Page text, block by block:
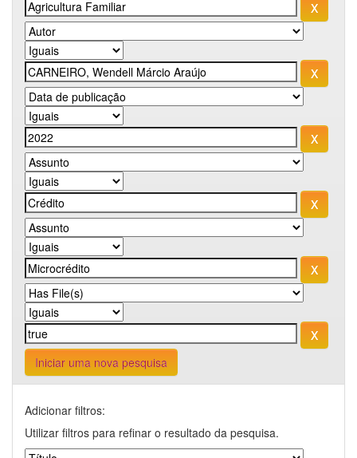
Iniciar uma nova pesquisa
Adicionar filtros:
Utilizar filtros para refinar o resultado da pesquisa.